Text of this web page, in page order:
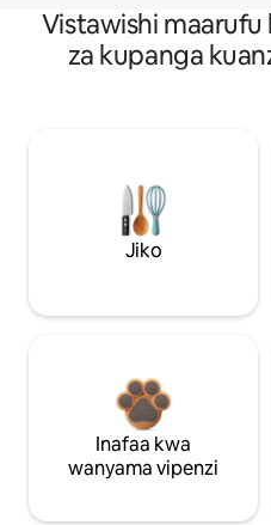
Vistawishi
za kupanga
Jiko
Inafaa kwa
wanyama vipenzi